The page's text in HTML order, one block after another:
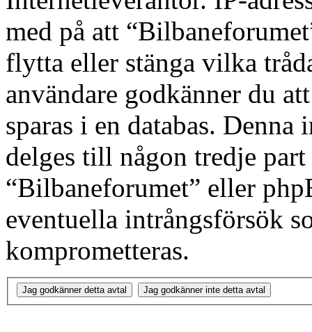
med på att
flytta eller stänga vilka
användare godkänner du
sparas i en databas.
delges till någon tredje
“Bilbaneforumet” eller
eventuella intrångsförsök
komprometteras.